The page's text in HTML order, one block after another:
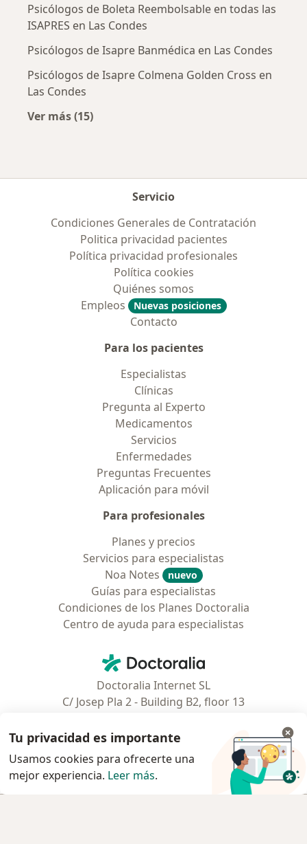
Psicólogos de Boleta Reembolsable en todas las
ISAPRES en Las Condes
Psicólogos de Isapre Banmédica en Las Condes
Psicólogos de Isapre Colmena Golden Cross en
Las Condes
Ver más (15)
Servicio
Condiciones Generales de Contratación
Politica privacidad pacientes
Política privacidad profesionales
Política cookies
Quiénes somos
Empleos
Nuevas posiciones
Contacto
Para los pacientes
Especialistas
Clínicas
Pregunta al Experto
Medicamentos
Servicios
Enfermedades
Preguntas Frecuentes
Aplicación para móvil
Para profesionales
Planes y precios
Servicios para especialistas
Noa Notes
nuevo
Guías para especialistas
Condiciones de los Planes Doctoralia
Centro de ayuda para especialistas
Doctoralia - Página de inicio
Doctoralia Internet SL
C/ Josep Pla 2 - Building B2, floor 13
Facebook
se abre en una nueva
Tu privacidad es importante
Usamos cookies para ofrecerte una
mejor experiencia. Leer más.